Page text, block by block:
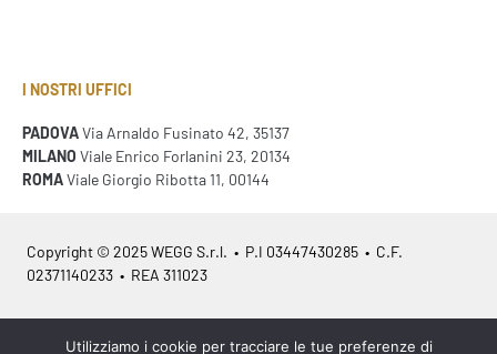
I NOSTRI UFFICI
PADOVAVia Arnaldo Fusinato 42, 35137
MILANO Viale Enrico Forlanini 23, 20134
ROMAViale Giorgio Ribotta 11, 00144
Copyright © 2025 WEGG S.r.l. • P.I 03447430285 • C.F.
02371140233 • REA 311023
Azienda Certificata ISO 9001:2015 – ITA / ISO 9001:2015 – EN
Utilizziamo i cookie per tracciare le tue preferenze di